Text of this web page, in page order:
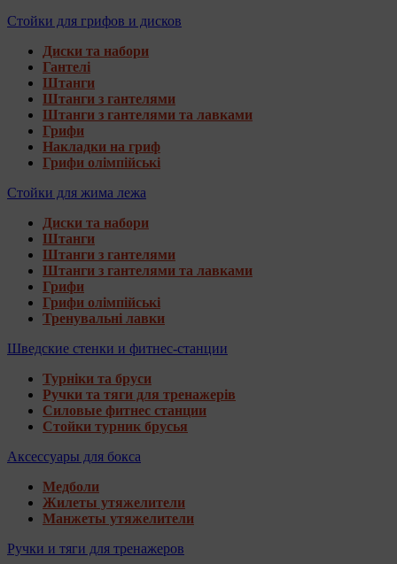
Стойки для грифов и дисков
Диски та набори
Гантелі
Штанги
Штанги з гантелями
Штанги з гантелями та лавками
Грифи
Накладки на гриф
Грифи олімпійські
Стойки для жима лежа
Диски та набори
Штанги
Штанги з гантелями
Штанги з гантелями та лавками
Грифи
Грифи олімпійські
Тренувальні лавки
Шведские стенки и фитнес-станции
Турніки та бруси
Ручки та тяги для тренажерів
Силовые фитнес станции
Стойки турник брусья
Аксессуары для бокса
Медболи
Жилеты утяжелители
Манжеты утяжелители
Ручки и тяги для тренажеров